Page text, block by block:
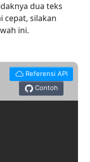
dua teks
cepat, silakan
ini.
Referensi API
Contoh